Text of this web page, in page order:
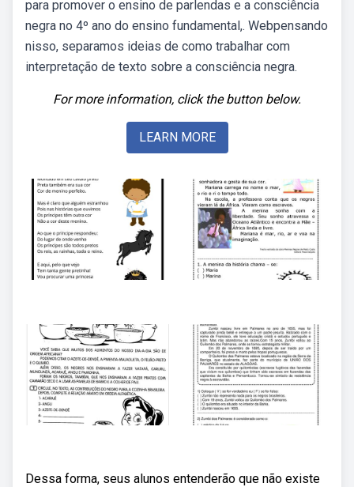
para promover o ensino de parlendas e a consciência
negra no 4º ano do ensino fundamental,. Webpensando
nisso, separamos ideias de como trabalhar com
interpretação de texto sobre a consciência negra.
For more information, click the button below.
LEARN MORE
Dessa forma, seus alunos entenderão que não existe